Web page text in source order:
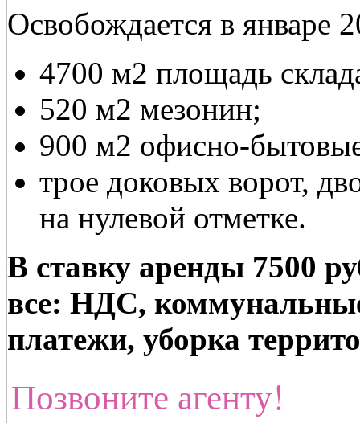
Освобождается в январе
4700 м2 площадь
520 м2 мезонин;
900 м2 офисно-
трое доковых ворот,
на нулевой отметке.
В ставку аренды 7500
все: НДС,
платежи, уборка
Позвоните агенту!